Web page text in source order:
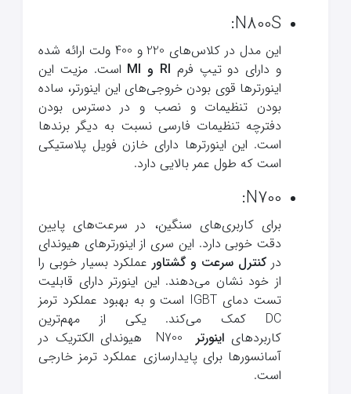
N800S:
این مدل در کلاس‌های 220 و 400 ولت ارائه شده
و دارای دو تیپ فرم RI و MI
است. مزیت این
اینورترها قوی بودن خروجی‌های این اینورتر، ساده
بودن تنظیمات و نصب و در دسترس بودن
دفترچه تنظیمات فارسی نسبت به دیگر برندها
است. این اینورترها دارای خازن فویل پلاستیکی
است که طول عمر بالایی دارد.
N700:
برای کاربری‌های سنگین، در سرعت‌های پایین
دقت خوبی دارد. این سری از اینورترهای هیوندای
در کنترل سرعت و گشتاور عملکرد بسیار خوبی را
از خود نشان می‌دهند. این اینورتر دارای قابلیت
تست دمای IGBT است و به بهبود عملکرد ترمز
DC کمک می‌کند. یکی از مهم‌ترین
کاربردهای اینورتر
N700 هیوندای الکتریک در
آسانسورها برای پایدارسازی عملکرد ترمز خارجی
است.